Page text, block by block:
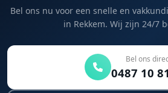
Bel ons nu voor een snelle en
in Rekkem. Wij zijn 24/7
Bel ons
0487 10